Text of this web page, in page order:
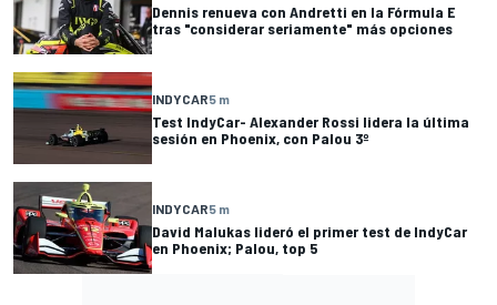
Dennis renueva con Andretti en la Fórmula E
tras "considerar seriamente" más opciones
INDYCAR5 m
Test IndyCar- Alexander Rossi lidera la última
sesión en Phoenix, con Palou 3º
INDYCAR5 m
David Malukas lideró el primer test de IndyCar
en Phoenix; Palou, top 5